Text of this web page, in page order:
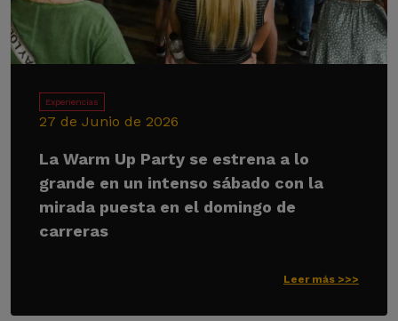
Experiencias
27 de Junio de 2026
La Warm Up Party se estrena a lo
grande en un intenso sábado con la
mirada puesta en el domingo de
carreras
Leer más >>>